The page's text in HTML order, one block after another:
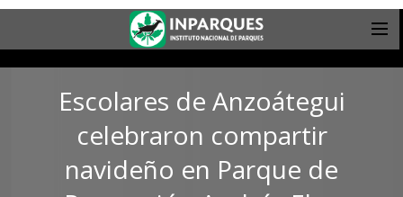
Escolares de Anzoátegui
celebraron compartir
navideño en Parque de